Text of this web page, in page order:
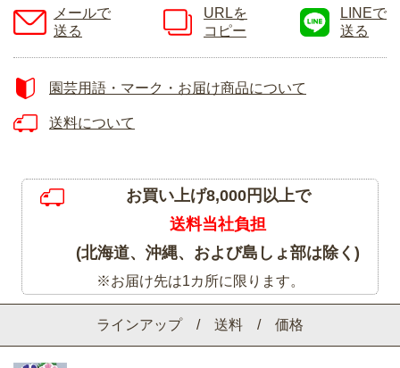
ラインアップ / 送料 / 価格
メールで
送る
URLを
コピー
LINEで
送る
園芸用語・マーク・お届け商品について
送料について
お買い上げ8,000円以上で
送料当社負担
(北海道、沖縄、および島しょ部は除く)
※お届け先は1カ所に限ります。